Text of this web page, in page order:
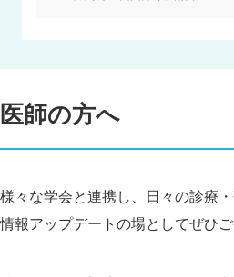
医師の方へ
様々な学会と連携し、日々の診療
情報アップデートの場としてぜひご